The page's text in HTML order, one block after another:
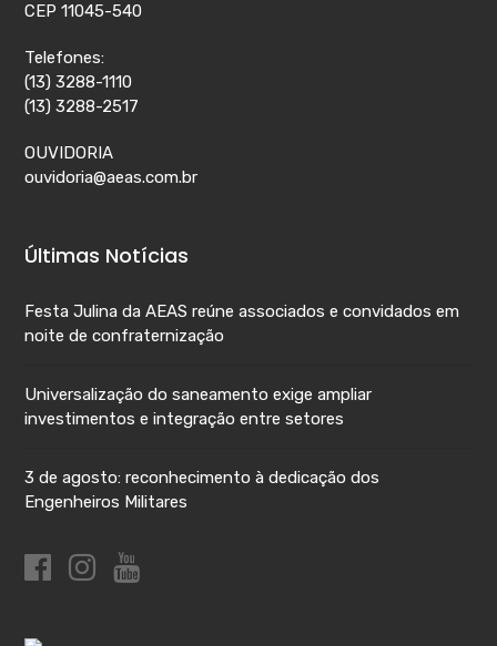
CEP 11045-540
Telefones:
(13) 3288-1110
(13) 3288-2517
OUVIDORIA
ouvidoria@aeas.com.br
Últimas Notícias
Festa Julina da AEAS reúne associados e convidados em
noite de confraternização
Universalização do saneamento exige ampliar
investimentos e integração entre setores
3 de agosto: reconhecimento à dedicação dos
Engenheiros Militares